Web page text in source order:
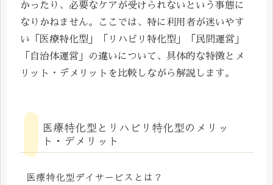
かったり、必要なケアが受けられないという事態に
なりかねません。ここでは、特に利用者が迷いやす
い「医療特化型」「リハビリ特化型」「民間運営」
「自治体運営」の違いについて、具体的な特徴とメ
リット・デメリットを比較しながら解説します。
医療特化型とリハビリ特化型のメリッ
ト・デメリット
医療特化型デイサービスとは？